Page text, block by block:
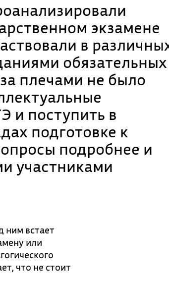
экзамене
в
обязательных
плечами не было
и поступить в
подготовке к
подробнее и
участниками
ним встает
или
что не стоит